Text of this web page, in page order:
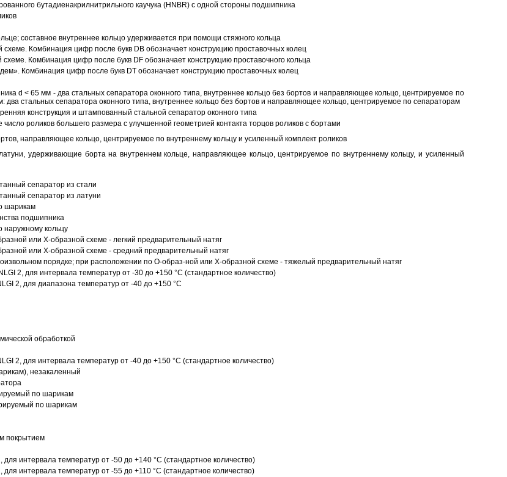
бутадиенакрилнитрильного каучука (HNBR) с одной стороны подшипника
составное внутреннее кольцо удерживается при помощи стяжного кольца
Комбинация цифр после букв DB обозначает конструкцию проставочных колец
Комбинация цифр после букв DF обозначает конструкцию проставочного кольца
Комбинация цифр после букв DT обозначает конструкцию проставочных колец
d < 65 мм - два стальных сепаратора оконного типа, внутреннее кольцо без бортов и направляющее кольцо, центрируемое по
стальных сепаратора оконного типа, внутреннее кольцо без бортов и направляющее кольцо, центрируемое по сепараторам
конструкция и штампованный стальной сепаратор оконного типа
роликов большего размера с улучшенной геометрией контакта торцов роликов с бортами
направляющее кольцо, центрируемое по внутреннему кольцу и усиленный комплект роликов
удерживающие борта на внутреннем кольце, направляющее кольцо, центрируемое по внутреннему кольцу, и усиленный
сепаратор из стали
сепаратор из латуни
шарикам
подшипника
наружному кольцу
или Х-образной схеме - легкий предварительный натяг
или Х-образной схеме - средний предварительный натяг
порядке; при расположении по О-образ-ной или Х-образной схеме - тяжелый предварительный натяг
2, для интервала температур от -30 до +150 °C (стандартное количество)
2, для диапазона температур от -40 до +150 °C
обработкой
2, для интервала температур от -40 до +150 °C (стандартное количество)
незакаленный
по шарикам
по шарикам
покрытием
интервала температур от -50 до +140 °C (стандартное количество)
интервала температур от -55 до +110 °C (стандартное количество)